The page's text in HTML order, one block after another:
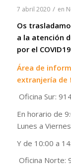
7 abril 2020 / en
Os
a la atención
por el COVID19
Área de
extranjería
Oficina Sur:
En horario de
Lunes a Viernes
Y de 10:00 a
Oficina Norte: